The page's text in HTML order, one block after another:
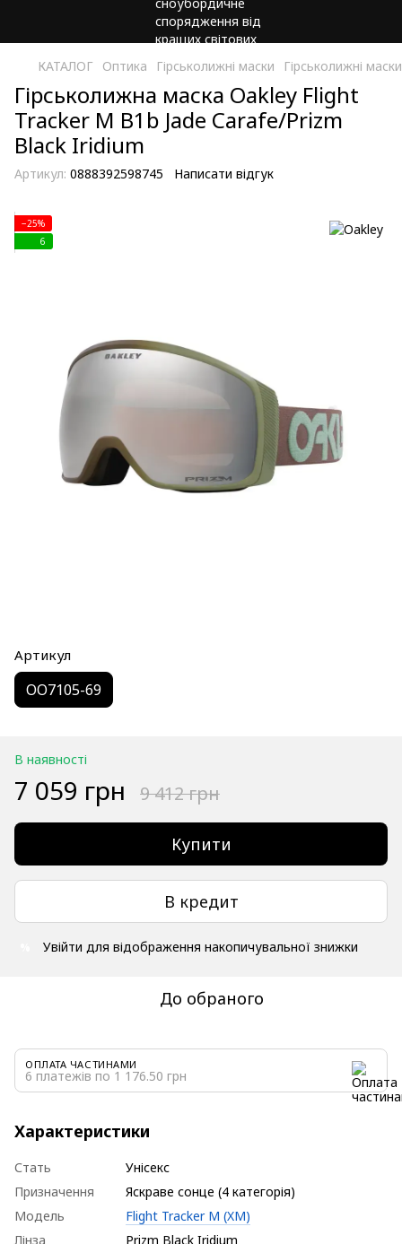
КАТАЛОГ Оптика Гірськолижні маски Гірськолижні
Гірськолижна маска Oakley Flight
Tracker M B1b Jade Carafe/Prizm
Black Iridium
Артикул: 0888392598745 Написати відгук
−25%
6
Артикул
OO7105-69
В наявності
7 059 грн 9 412 грн
Купити
В кредит
Увійти для відображення накопичувальної знижки
До обраного
ОПЛАТА ЧАСТИНАМИ
6 платежів по 1 176.50 грн
Характеристики
Стать
Унісекс
Призначення
Яскраве сонце (4 категорія)
Модель
Flight Tracker M (XM)
Лінза
Prizm Black Iridium